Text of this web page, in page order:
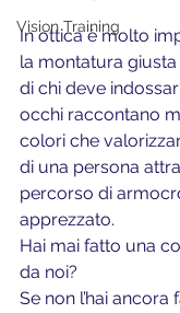
Vision Training
In ottica è molto
la montatura
di chi deve
occhi raccontano
colori che
di una persona
percorso di
apprezzato.
Hai mai fatto una
da noi?
Se non l’hai ancora